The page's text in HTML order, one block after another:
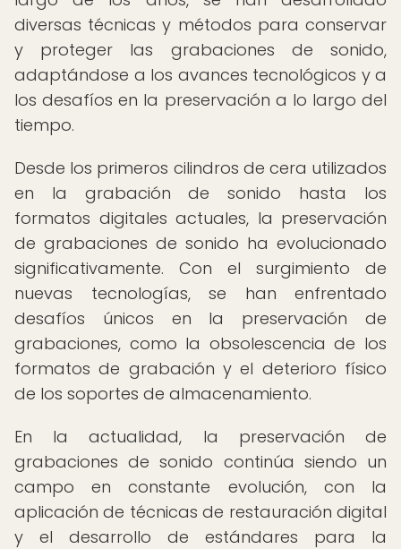
diversas técnicas y métodos para conservar
y proteger las grabaciones de sonido,
adaptándose a los avances tecnológicos y a
los desafíos en la preservación a lo largo del
tiempo.
Desde los primeros cilindros de cera utilizados
en la grabación de sonido hasta los
formatos digitales actuales, la preservación
de grabaciones de sonido ha evolucionado
significativamente. Con el surgimiento de
nuevas tecnologías, se han enfrentado
desafíos únicos en la preservación de
grabaciones, como la obsolescencia de los
formatos de grabación y el deterioro físico
de los soportes de almacenamiento.
En la actualidad, la preservación de
grabaciones de sonido continúa siendo un
campo en constante evolución, con la
aplicación de técnicas de restauración digital
y el desarrollo de estándares para la